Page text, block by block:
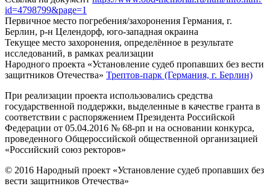
id=4798799&page=1
Первичное место погребения/захоронения Германия, г.
Берлин, р-н Целендорф, юго-западная окраина
Текущее место захоронения, определённое в результате
исследований, в рамках реализации
Народного проекта «Установление судеб пропавших без вести
защитников Отечества» Трептов-парк (Германия, г. Берлин)
При реализации проекта использовались средства
государственной поддержки, выделенные в качестве гранта в
соответствии с распоряжением Президента Российской
Федерации от 05.04.2016 № 68-рп и на основании конкурса,
проведенного Общероссийской общественной организацией
«Российский союз ректоров»
© 2016 Народный проект «Установление судеб пропавших без
вести защитников Отечества»